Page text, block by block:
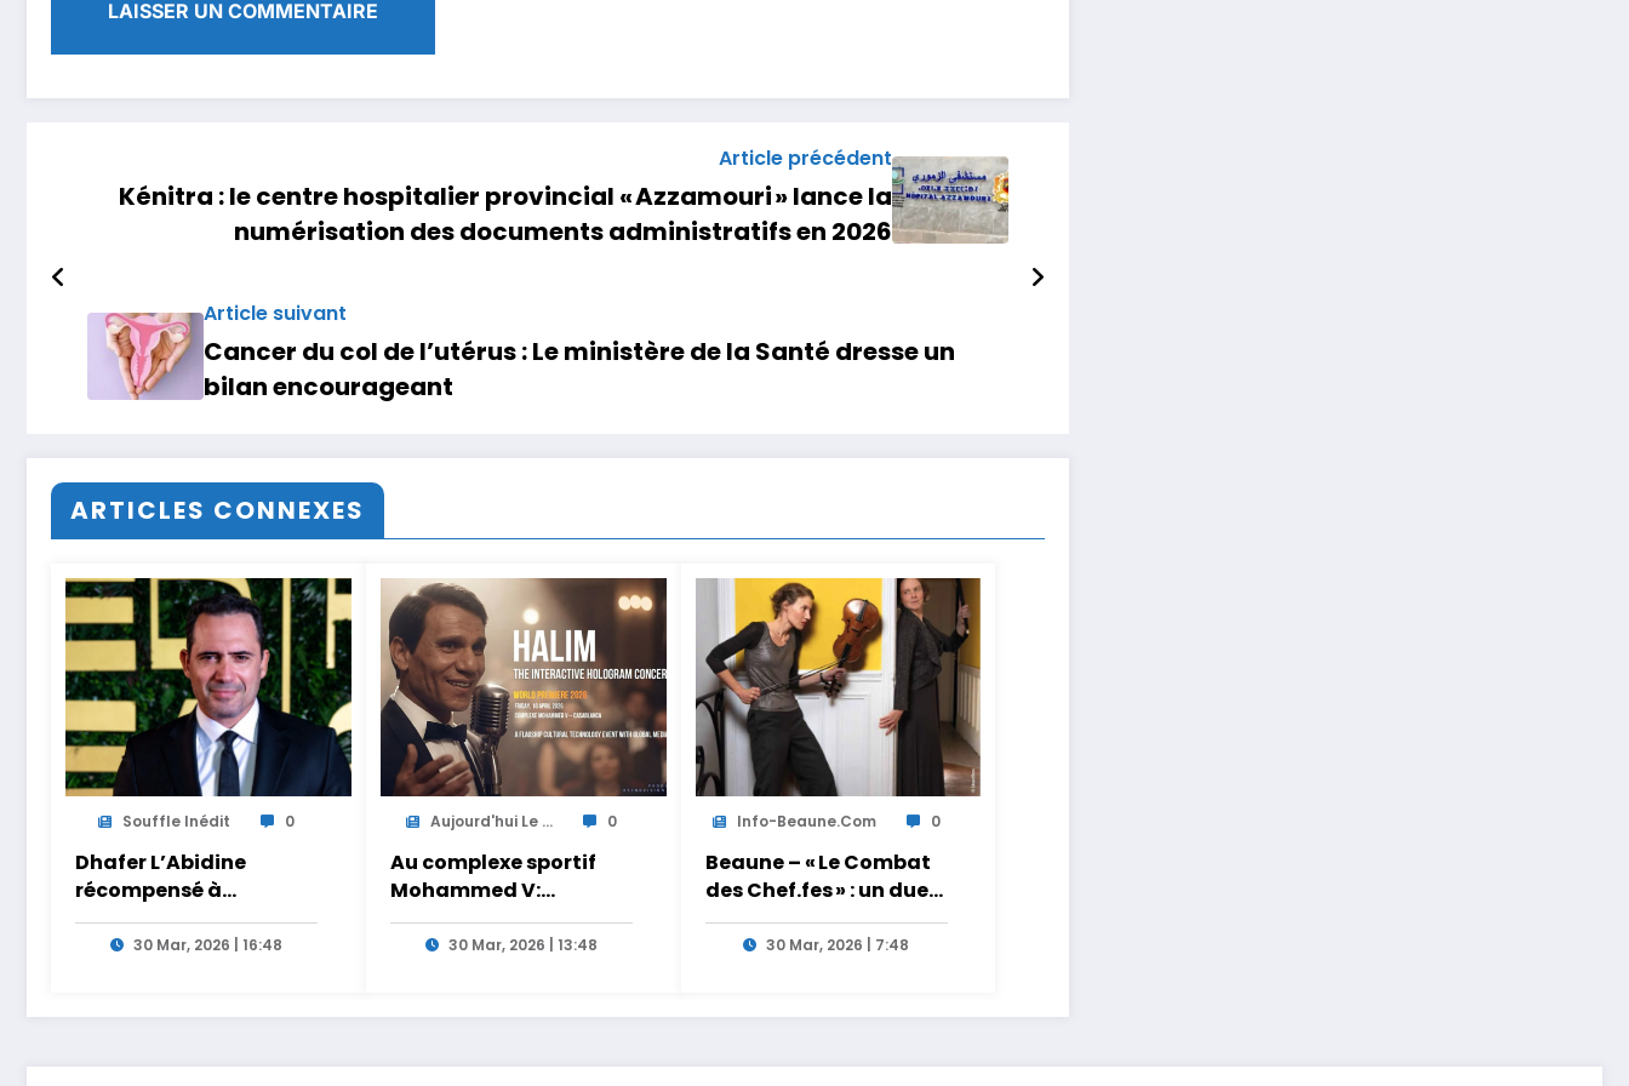
Article précédent
Kénitra : le centre hospitalier provincial « Azzamouri » lance la
numérisation des documents administratifs en 2026
Article suivant
Cancer du col de l’utérus : Le ministère de la Santé dresse un
bilan encourageant
ARTICLES CONNEXES
Souffle Inédit 0
Dhafer L’Abidine
récompensé à
Manchester pour son
film Sofia30 Mar, 2026 | 16:48
Aujourd'hui Le ... 0
Au complexe sportif
Mohammed V:
Casablanca accueille
la première mondiale
30 Mar, 2026 | 13:48
Info-Beaune.com 0
Beaune – « Le Combat
des Chef.fes » : un duel
musical baroque au
sommet le samedi 4
30 Mar, 2026 | 7:48